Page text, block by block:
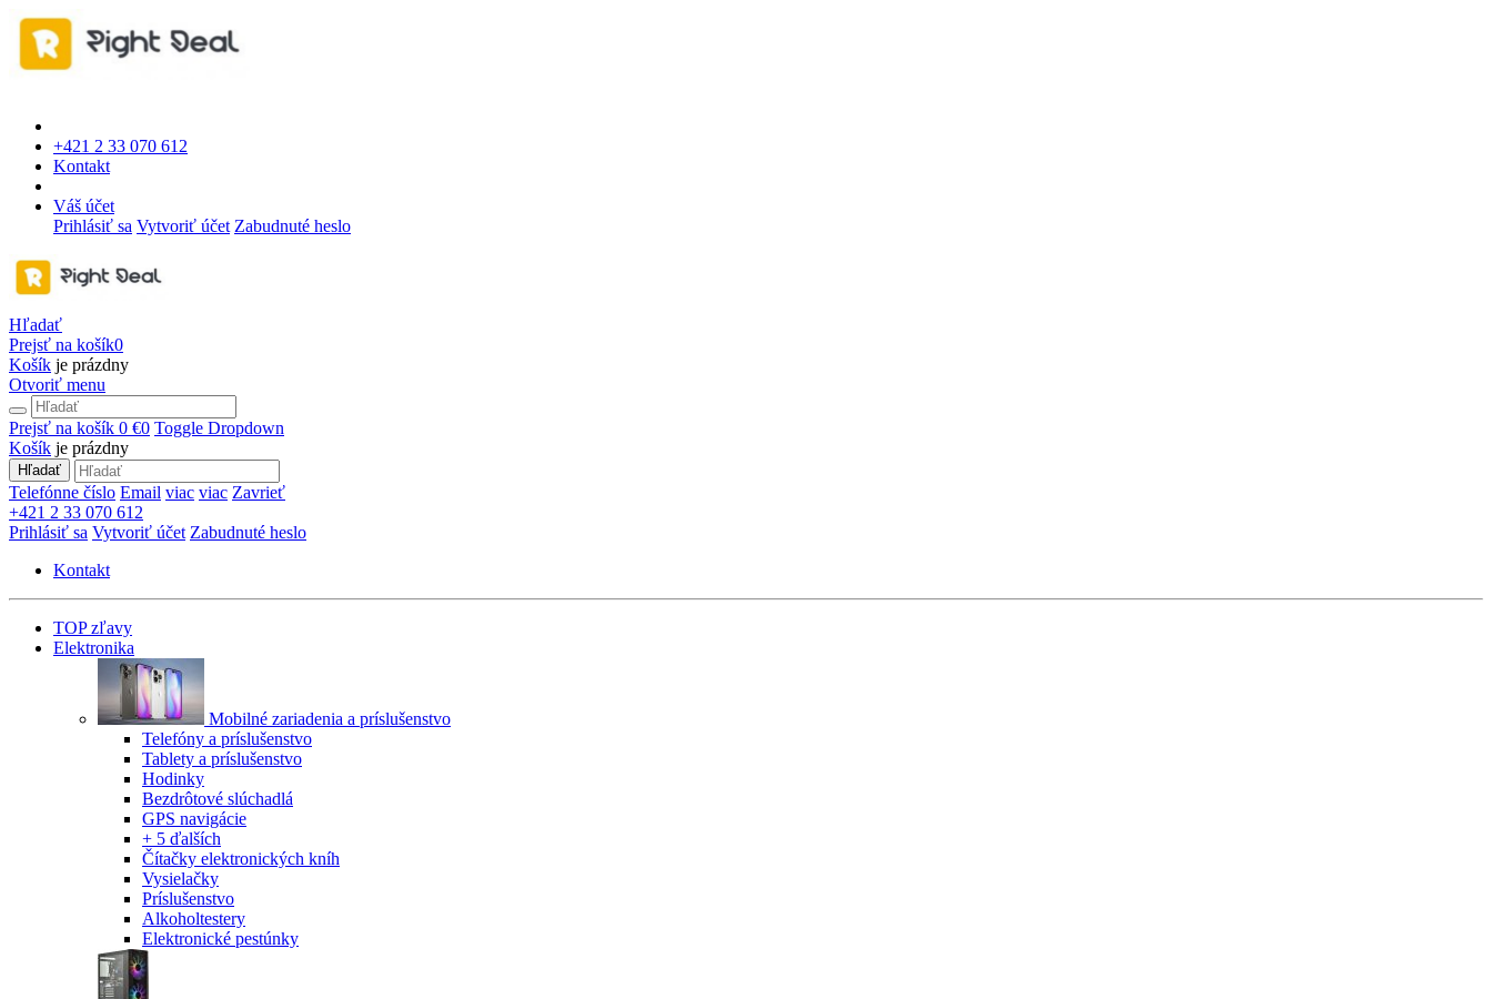
+421 2 33 070 612
Kontakt
Váš účet
Prihlásiť sa Vytvoriť účet Zabudnuté heslo
Hľadať
Prejsť na košík0
Košík je prázdny
Otvoriť menu
Prejsť na košík 0 €0 Toggle Dropdown
Košík je prázdny
Hľadať
Telefónne číslo Email viac viac Zavrieť
+421 2 33 070 612
Prihlásiť sa Vytvoriť účet Zabudnuté heslo
Kontakt
TOP zľavy
Elektronika
Mobilné zariadenia a príslušenstvo
Telefóny a príslušenstvo
Tablety a príslušenstvo
Hodinky
Bezdrôtové slúchadlá
GPS navigácie
+ 5 ďalších
Čítačky elektronických kníh
Vysielačky
Príslušenstvo
Alkoholtestery
Elektronické pestúnky